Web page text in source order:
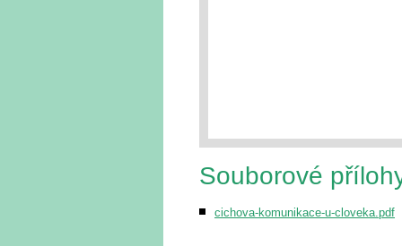
Souborové
cichova-komunikace-u-cloveka.pdf